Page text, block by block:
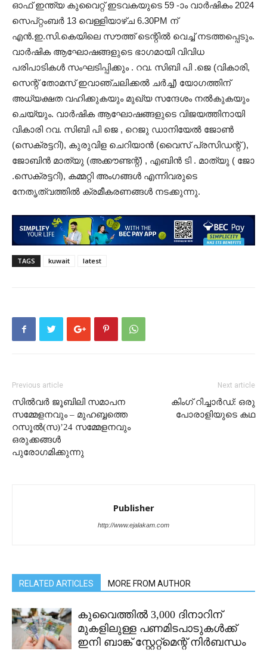
ഓഫ് ഇന്ത്യ കുവൈറ്റ് ഇടവകയുടെ 59 -ാം വാർഷികം 2024
സെപ്റ്റംബർ 13 വെള്ളിയാഴ്ച 6.30PM ന്
എൻ.ഇ.സി.കെയിലെ സൗത്ത് ടെന്റിൽ വെച്ച് നടത്തപ്പെടും.
വാർഷിക ആഘോഷങ്ങളുടെ ഭാഗമായി വിവിധ
പരിപാടികൾ സംഘടിപ്പിക്കും . റവ. സിബി പി .ജെ (വികാരി,
സെന്റ് തോമസ് ഇവാഞ്ചലിക്കൽ ചർച്ച്) യോഗത്തിന്
അധ്യക്ഷത വഹിക്കുകയും മുഖ്യ സന്ദേശം നൽകുകയും
ചെയ്യും. വാർഷിക ആഘോഷങ്ങളുടെ വിജയത്തിനായി
വികാരി റവ. സിബി പി ജെ , റെജു ഡാനിയേൽ ജോൺ
(സെക്രട്ടറി), കുരുവിള ചെറിയാൻ (വൈസ് പ്രസിഡന്റ് ),
ജോബിൻ മാത്യു (അക്കൗണ്ടന്റ്) , എബിൻ ടി . മാത്യു ( ജോ
.സെക്രട്ടറി), കമ്മറ്റി അംഗങ്ങൾ എന്നിവരുടെ
നേതൃത്വത്തിൽ ക്രമീകരണങ്ങൾ നടക്കുന്നു.
TAGS kuwait latest
Previous article
സിൽവർ ജൂബിലി സമാപന
സമ്മേളനവും – മുഹബ്ബത്തെ
റസൂൽ(സ)’24 സമ്മേളനവും
ഒരുക്കങ്ങൾ
പുരോഗമിക്കുന്നു
Next article
കിംഗ് റിച്ചാർഡ്: ഒരു
പോരാളിയുടെ കഥ
Publisher
http://www.ejalakam.com
RELATED ARTICLES MORE FROM AUTHOR
കുവൈത്തിൽ 3,000 ദിനാറിന്
മുകളിലുള്ള പണമിടപാടുകൾക്ക്
ഇനി ബാങ്ക് സ്റ്റേറ്റ്മെന്റ് നിർബന്ധം